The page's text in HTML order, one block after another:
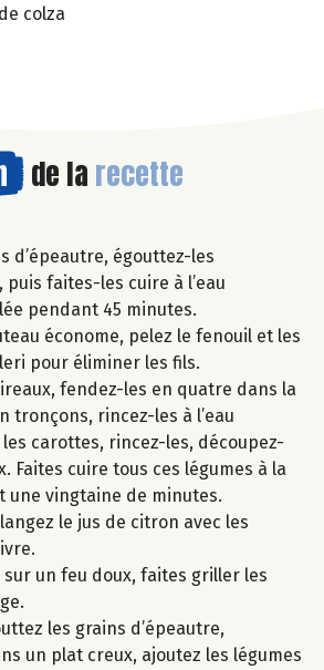
colza
de la recette
d’épeautre, égouttez-les
faites-les cuire à l’eau
pendant 45 minutes.
économe, pelez le fenouil et les
pour éliminer les fils.
fendez-les en quatre dans la
tronçons, rincez-les à l’eau
carottes, rincez-les, découpez-
Faites cuire tous ces légumes à la
une vingtaine de minutes.
le jus de citron avec les
sur un feu doux, faites griller les
les grains d’épeautre,
un plat creux, ajoutez les légumes